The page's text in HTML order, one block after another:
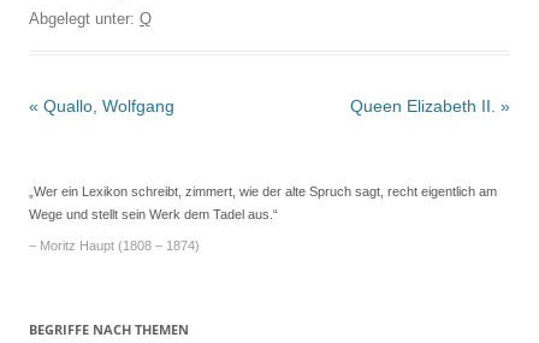
Abgelegt unter: Q
Beitrags-
« Quallo, Wolfgang Queen Elizabeth II. »
„Wer ein Lexikon schreibt, zimmert, wie der alte Spruch sagt, recht eigentlich am
Wege und stellt sein Werk dem Tadel aus.“
– Moritz Haupt (1808 – 1874)
BEGRIFFE NACH THEMEN